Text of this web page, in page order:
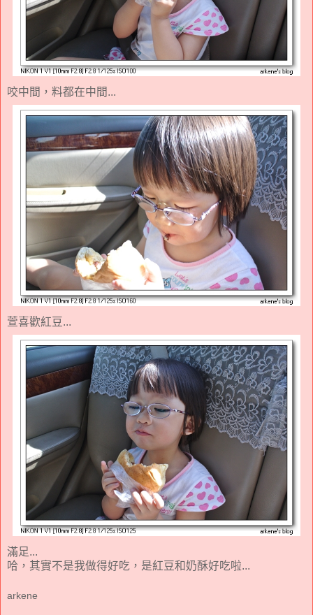
咬中間，料都在中間...
萱喜歡紅豆...
滿足...
哈，其實不是我做得好吃，是紅豆和奶酥好吃啦...
arkene